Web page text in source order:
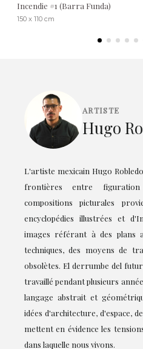
Incendie #1 (Barra Funda)
150 x 110 cm
ARTISTE
Hugo
L'artiste mexicain Hugo
frontières entre
compositions picturales
encyclopédies illustrées et
images référant à des plans
techniques, des moyens de
obsolètes. El derrumbe del
travaillé pendant plusieurs
langage abstrait et
idées d'architecture, d'espace,
mettent en évidence les
dans laquelle nous vivons.